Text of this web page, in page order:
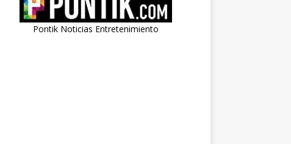
Pontik Noticias Entretenimiento